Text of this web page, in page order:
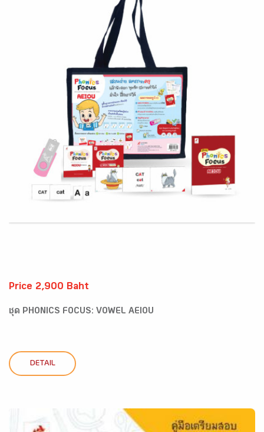
Price 2,900 Baht
ชุด PHONICS FOCUS: VOWEL AEIOU
DETAIL